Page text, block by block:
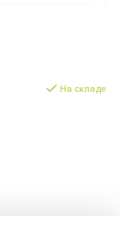
На складе